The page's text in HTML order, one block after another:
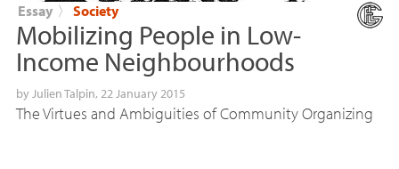
Essay 〉 Society
Mobilizing People in Low-
Income Neighbourhoods
byJulien Talpin, 22 January 2015
The Virtues and Ambiguities of Community Organizing